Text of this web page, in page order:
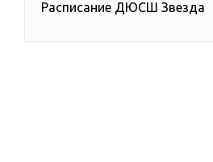
Расписание
Расписание ДЮСШ Звезда